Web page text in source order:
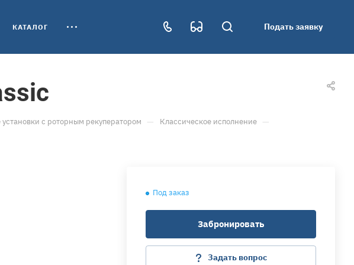
КАТАЛОГ Подать заявку
с роторным рекуператором — Классическое исполнение —
Под заказ
Забронировать
Задать вопрос